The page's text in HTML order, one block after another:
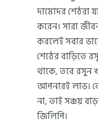
দামোদর শেঠরা
করেন। সারা
করলেই সবার
শেঠের বাড়িতে
থাকে, তবে রসুন
আপনারই লাভ।
না, তাই সঞ্চয়
জিলিপি।